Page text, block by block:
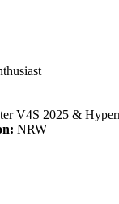
V4S 2025 &
NRW